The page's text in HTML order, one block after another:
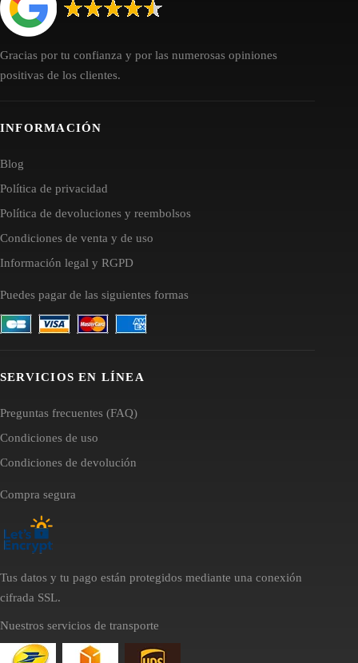
Gracias por tu confianza y por las numerosas opiniones
positivas de los clientes.
INFORMACIÓN
Blog
Política de privacidad
Política de devoluciones y reembolsos
Condiciones de venta y de uso
Información legal y RGPD
Puedes pagar de las siguientes formas
SERVICIOS EN LÍNEA
Preguntas frecuentes (FAQ)
Condiciones de uso
Condiciones de devolución
Compra segura
Tus datos y tu pago están protegidos mediante una conexión
cifrada SSL.
Nuestros servicios de transporte